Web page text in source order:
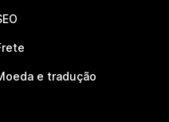
e tradução